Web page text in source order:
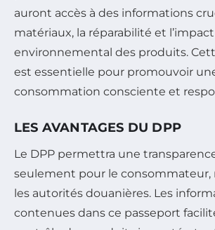
auront accès à des informations
matériaux, la réparabilité et l’impact
environnemental des produits.
est essentielle pour promouvoir
consommation consciente et
LES AVANTAGES DU DPP
Le DPP permettra une
seulement pour le consommateur,
les autorités douanières. Les
contenues dans ce passeport